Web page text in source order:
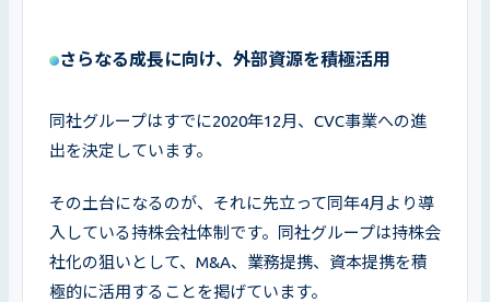
さらなる成長に向け、外部資源を積極活用
同社グループはすでに2020年12月、CVC事業への進
出を決定しています。
その土台になるのが、それに先立って同年4月より導
入している持株会社体制です。同社グループは持株会
社化の狙いとして、M&A、業務提携、資本提携を積
極的に活用することを掲げています。